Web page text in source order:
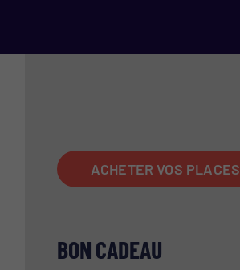
ACCUEIL
ACHETER VOS PLACES
BON CADEAU